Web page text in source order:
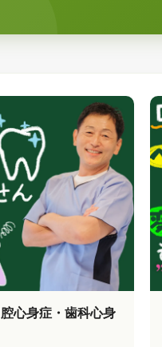
心身症・歯科心身